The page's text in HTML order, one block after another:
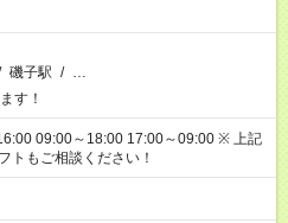
磯子駅 / …
す！
09:00～18:00 17:00～09:00 ※ 上記
トもご相談ください！